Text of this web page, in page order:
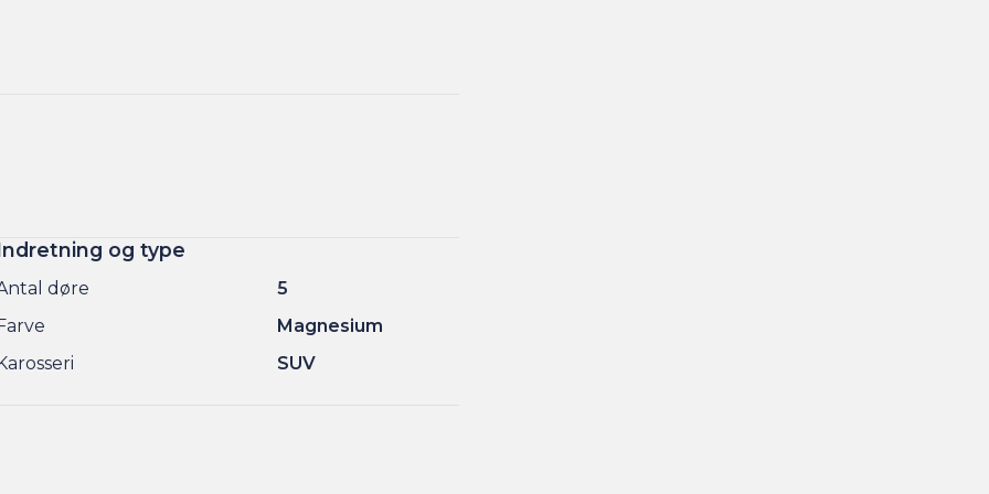
og type
døre
5
Magnesium
SUV